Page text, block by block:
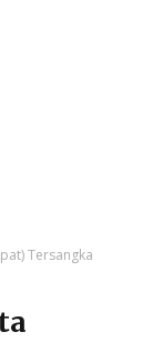
Tersangka